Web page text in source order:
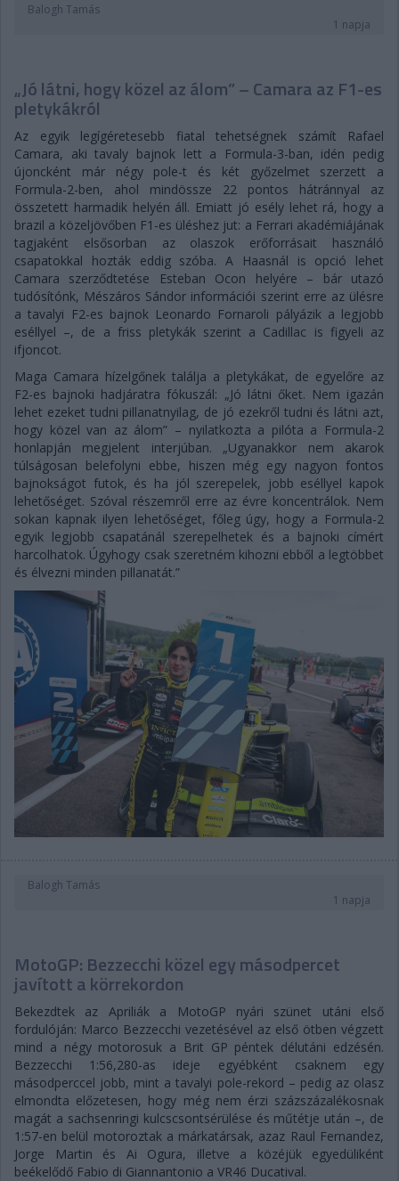
Balogh Tamás
1 napja
„Jó látni, hogy közel az álom” – Camara az F1-es
pletykákról
Az egyik legígéretesebb fiatal tehetségnek számít Rafael
Camara, aki tavaly bajnok lett a Formula-3-ban, idén pedig
újoncként már négy pole-t és két győzelmet szerzett a
Formula-2-ben, ahol mindössze 22 pontos hátránnyal az
összetett harmadik helyén áll. Emiatt jó esély lehet rá, hogy a
brazil a közeljövőben F1-es üléshez jut: a Ferrari akadémiájának
tagjaként elsősorban az olaszok erőforrásait használó
csapatokkal hozták eddig szóba. A Haasnál is opció lehet
Camara szerződtetése Esteban Ocon helyére – bár utazó
tudósítónk, Mészáros Sándor információi szerint erre az ülésre
a tavalyi F2-es bajnok Leonardo Fornaroli pályázik a legjobb
eséllyel –, de a friss pletykák szerint a Cadillac is figyeli az
ifjoncot.
Maga Camara hízelgőnek találja a pletykákat, de egyelőre az
F2-es bajnoki hadjáratra fókuszál: „Jó látni őket. Nem igazán
lehet ezeket tudni pillanatnyilag, de jó ezekről tudni és látni azt,
hogy közel van az álom” – nyilatkozta a pilóta a Formula-2
honlapján megjelent interjúban. „Ugyanakkor nem akarok
túlságosan belefolyni ebbe, hiszen még egy nagyon fontos
bajnokságot futok, és ha jól szerepelek, jobb eséllyel kapok
lehetőséget. Szóval részemről erre az évre koncentrálok. Nem
sokan kapnak ilyen lehetőséget, főleg úgy, hogy a Formula-2
egyik legjobb csapatánál szerepelhetek és a bajnoki címért
harcolhatok. Úgyhogy csak szeretném kihozni ebből a legtöbbet
és élvezni minden pillanatát.”
Balogh Tamás
1 napja
MotoGP: Bezzecchi közel egy másodpercet
javított a körrekordon
Bekezdtek az Apriliák a MotoGP nyári szünet utáni első
fordulóján: Marco Bezzecchi vezetésével az első ötben végzett
mind a négy motorosuk a Brit GP péntek délutáni edzésén.
Bezzecchi 1:56,280-as ideje egyébként csaknem egy
másodperccel jobb, mint a tavalyi pole-rekord – pedig az olasz
elmondta előzetesen, hogy még nem érzi százszázalékosnak
magát a sachsenringi kulcscsontsérülése és műtétje után –, de
1:57-en belül motoroztak a márkatársak, azaz Raul Fernandez,
Jorge Martin és Ai Ogura, illetve a közéjük egyedüliként
beékelődő Fabio di Giannantonio a VR46 Ducatival.